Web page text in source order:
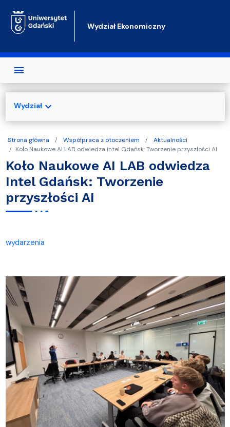
Wydział Ekonomiczny
Strona główna Współpraca z otoczeniem
Aktualności
Koło Naukowe AI LAB odwiedza Intel Gdańsk: Tworzenie przyszłości AI
Koło Naukowe AI LAB odwiedza
Intel Gdańsk: Tworzenie
przyszłości AI
wydarzenia
Wydziałexpand_more